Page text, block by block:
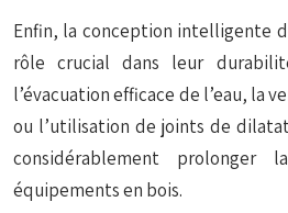
Enfin, la conception intelligente
rôle crucial dans leur
l’évacuation efficace de l’eau, la
ou l’utilisation de joints de
considérablement
équipements en bois.